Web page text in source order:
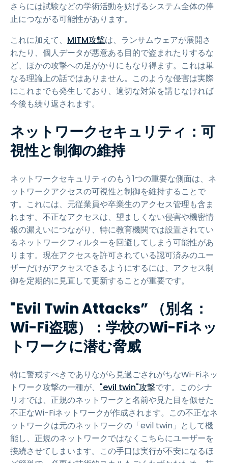
さらには試験などの学術活動を妨げるシステム全体の停
止につながる可能性があります。
これに加えて、 MITM攻撃は、ランサムウェアが展開さ
れたり、個人データが悪意ある目的で盗まれたりするな
ど、ほかの攻撃への足がかりにもなり得ます。これは単
なる理論上の話ではありません。このような侵害は実際
にこれまでも発生しており、適切な対策を講じなければ
今後も繰り返されます。
ネットワークセキュリティ：可
視性と制御の維持
ネットワークセキュリティのもう1つの重要な側面は、ネ
ットワークアクセスの可視性と制御を維持することで
す。これには、元従業員や卒業生のアクセス管理も含ま
れます。不正なアクセスは、望ましくない侵害や機密情
報の漏えいにつながり、特に教育機関では設置されてい
るネットワークフィルターを回避してしまう可能性があ
ります。現在アクセスを許可されている認可済みのユー
ザーだけがアクセスできるようにするには、アクセス制
御を定期的に見直して更新することが重要です。
"Evil Twin Attacks” （別名：
Wi-Fi盗聴）：学校のWi-Fiネッ
トワークに潜む脅威
特に警戒すべきでありながら見過ごされがちなWi-Fiネッ
トワーク攻撃の一種が、 "evil twin"攻撃です。このシナ
リオでは、正規のネットワークと名前や見た目を似せた
不正なWi-Fiネットワークが作成されます。この不正なネ
ットワークは元のネットワークの「evil twin」として機
能し、正規のネットワークではなくこちらにユーザーを
接続させてしまいます。この手口は実行が不安になるほ